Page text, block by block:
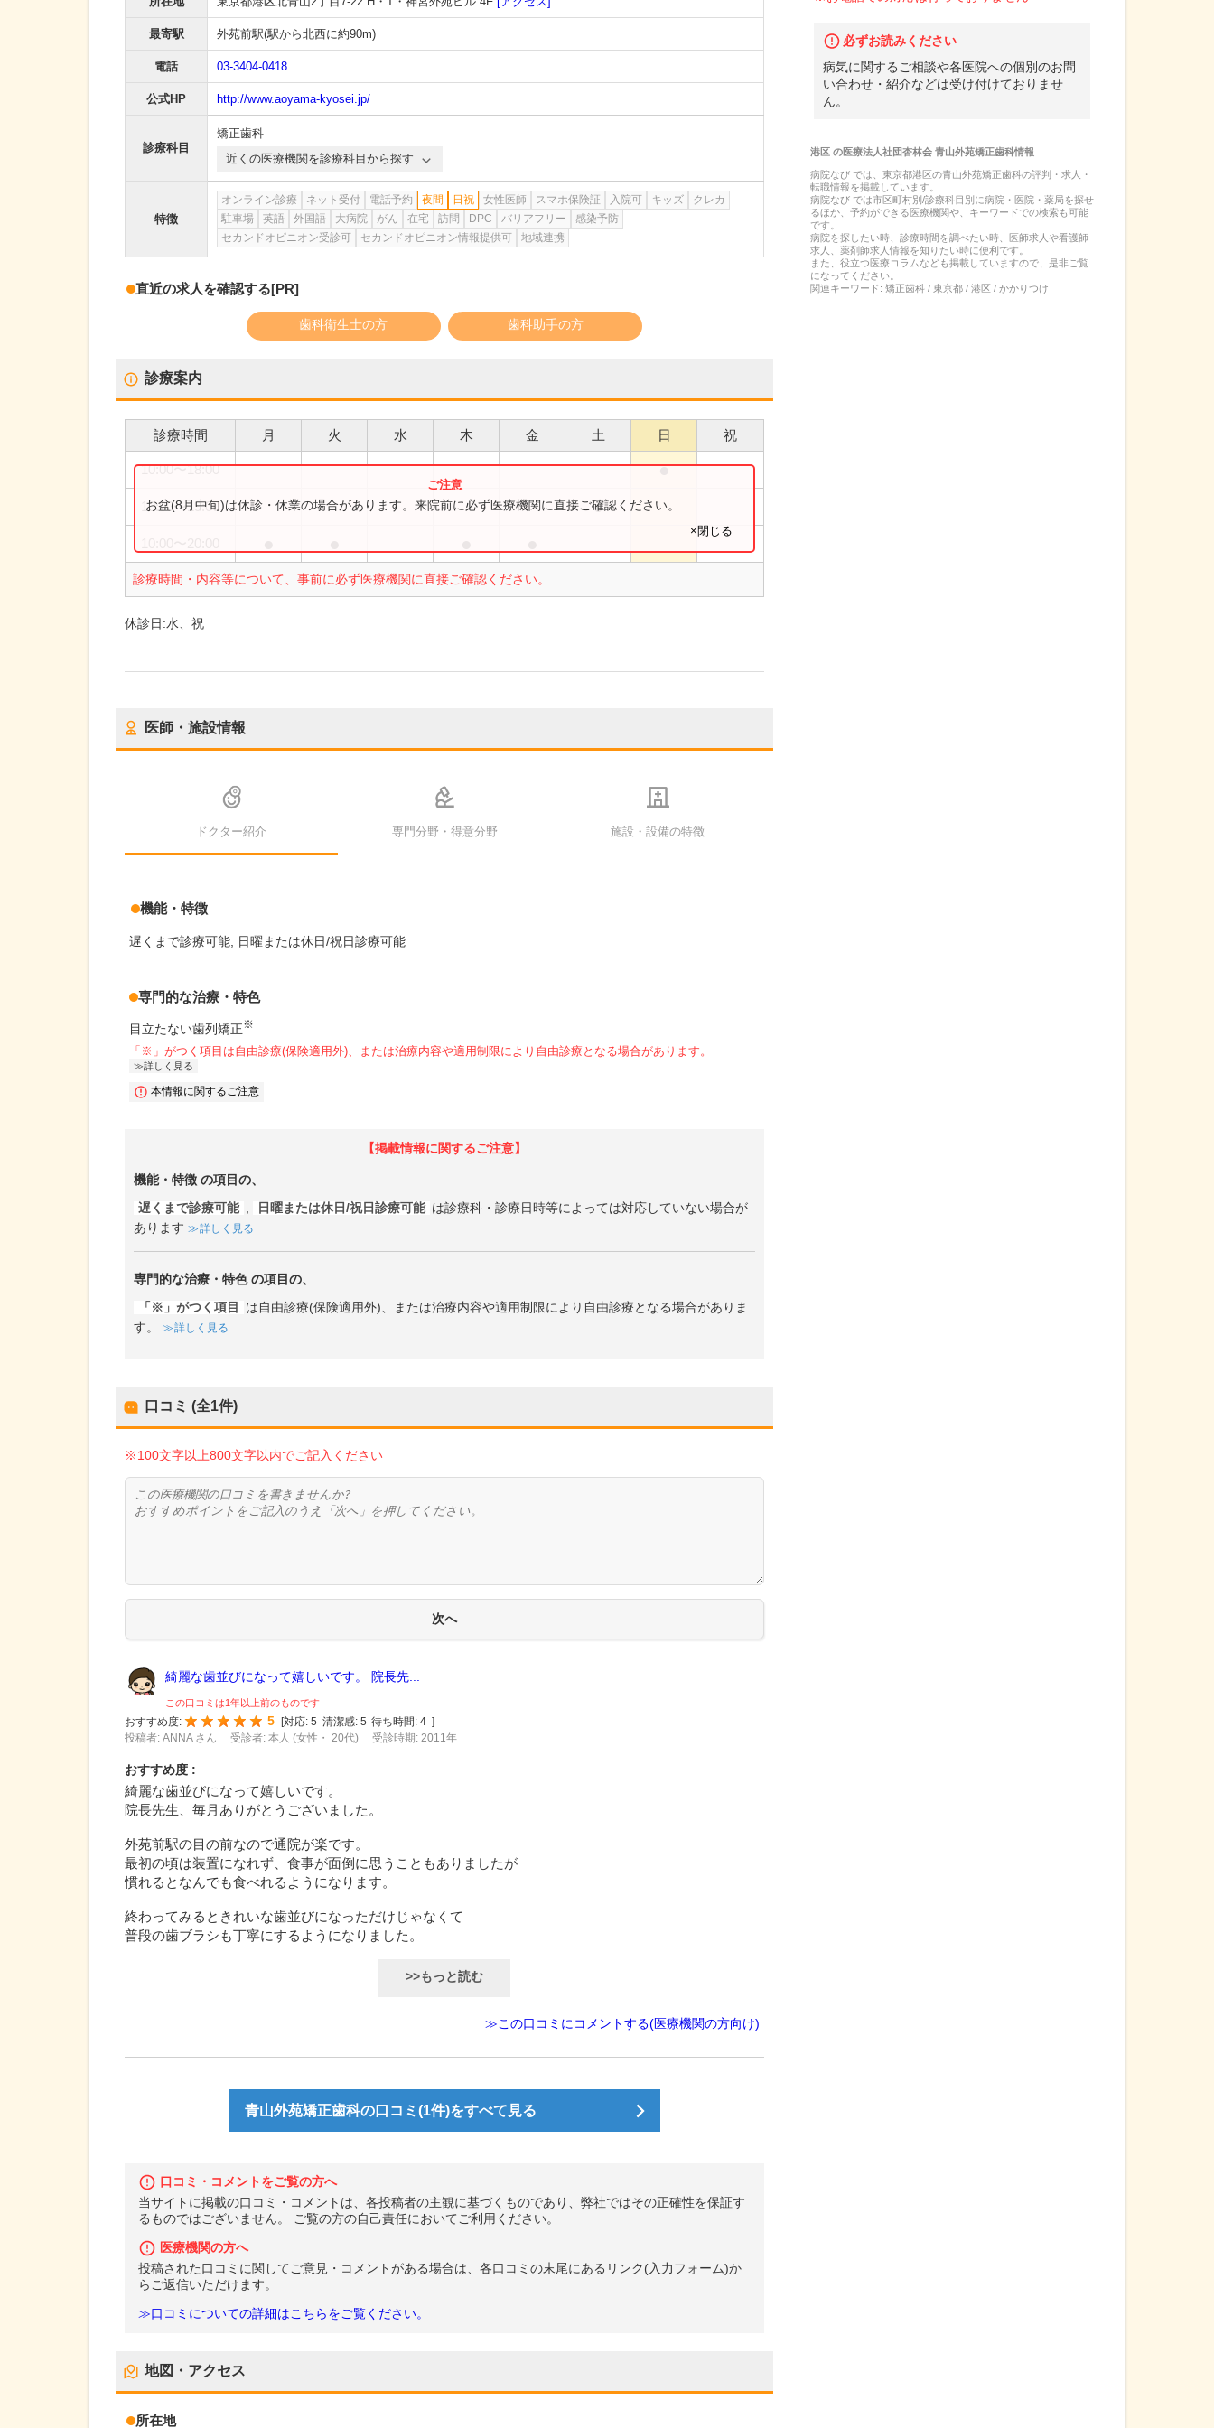
最寄駅 外苑前駅(駅から北西に約90m)
電話 03-3404-0418
公式HP http://www.aoyama-kyosei.jp/
診療科目
矯正歯科
近くの医療機関を診療科目から探す
特徴
オンライン診療 ネット受付 電話予約 夜間 日祝 女性医師 スマホ保険証 入院可 キッズ
クレカ
駐車場
英語 外国語 大病院 がん 在宅 訪問 DPC バリアフリー
感染予防
セカンドオピニオン受診可
セカンドオピニオン情報提供可 地域連携
直近の求人を確認する[PR]
歯科衛生士の方 歯科助手の方
診療案内
診療時間 月 火 水 木 金 土 日 祝
10:00〜18:00 ●
10:00〜19:00 ●
診療時間・内容等について、事前に必ず医療機関に直接ご確認ください。
お盆(8月中旬)は休診・休業の場合があります。来院前に必ず医療機関に直接ご確認ください。
×閉じる
休診日:水、祝
医師・施設情報
ドクター紹介 専門分野・得意分野 施設・設備の特徴
機能・特徴
遅くまで診療可能 日曜または休日/祝日診療可能
専門的な治療・特色
目立たない歯列矯正※
「※」がつく項目は自由診療(保険適用外)、または治療内容や適用制限により自由診療となる場合があります。
詳しく見る
本情報に関するご注意
【掲載情報に関するご注意】
機能・特徴 の項目の、
遅くまで診療可能 , 日曜または休日/祝日診療可能 は診療科・診療日時等によっては対応していない場合が
あります
詳しく見る
専門的な治療・特色の項目の、
「※」がつく項目
は自由診療(保険適用外)、または治療内容や適用制限により自由診療となる場合がありま
す。
詳しく見る
口コミ (全1件)
※100文字以上800文字以内でご記入ください
綺麗な歯並びになって嬉しいです。 院長先...
この口コミは1年以上前のものです
おすすめ度:
5 対応: 5 清潔感: 5 待ち時間: 4
投稿者: ANNA さん
受診者: 本人 (女性・ 20代) 受診時期: 2011年
おすすめ度 :
綺麗な歯並びになって嬉しいです。
院長先生、毎月ありがとうございました。
外苑前駅の目の前なので通院が楽です。
最初の頃は装置になれず、食事が面倒に思うこともありましたが
慣れるとなんでも食べれるようになります。
終わってみるときれいな歯並びになっただけじゃなくて
普段の歯ブラシも丁寧にするようになりました。
>>もっと読む
≫この口コミにコメントする(医療機関の方向け)
青山外苑矯正歯科の口コミ(1件)をすべて見る
口コミ・コメントをご覧の方へ
当サイトに掲載の口コミ・コメントは、各投稿者の主観に基づくものであり、弊社ではその正確性を保証す
るものではございません。 ご覧の方の自己責任においてご利用ください。
医療機関の方へ
投稿された口コミに関してご意見・コメントがある場合は、各口コミの末尾にあるリンク(入力フォーム)か
らご返信いただけます。
≫口コミについての詳細はこちらをご覧ください。
地図・アクセス
所在地
必ずお読みください
病気に関するご相談や各医院への個別のお問
い合わせ・紹介などは受け付けておりませ
ん。
港区の医療法人社団杏林会 青山外苑矯正歯科情報
病院なび では、 東京都港区の青山外苑矯正歯科の評判・求人・
転職情報を掲載しています。
病院なび では市区町村別/診療科目別に病院・医院・薬局を探せ
るほか、予約ができる医療機関や、キーワードでの検索も可能
です。
病院を探したい時、診療時間を調べたい時、医師求人や看護師
求人、薬剤師求人情報を知りたい時に便利です。
また、役立つ医療コラムなども掲載していますので、是非ご覧
になってください。
関連キーワード: 矯正歯科 / 東京都 / 港区 / かかりつけ